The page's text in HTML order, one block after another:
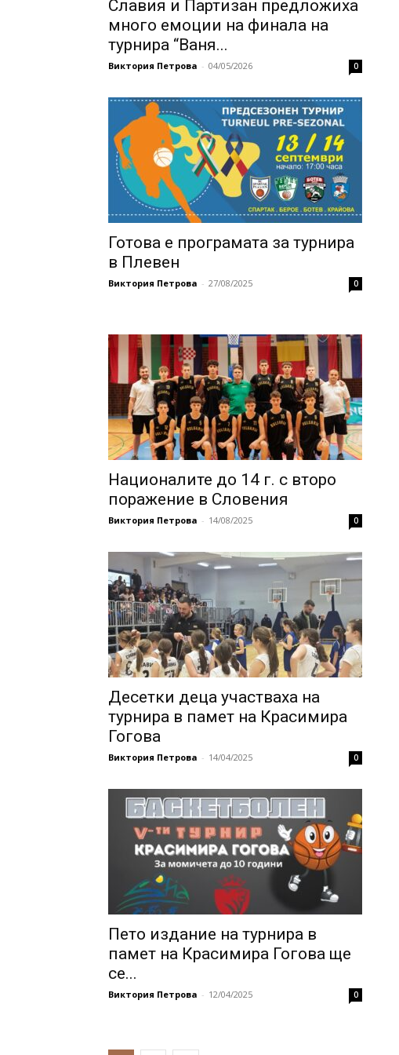
Славия и Партизан предложиха
много емоции на финала на
турнира “Ваня...
Виктория Петрова - 04/05/2026 0
Готова е програмата за турнира
в Плевен
Виктория Петрова - 27/08/2025 0
Националите до 14 г. с второ
поражение в Словения
Виктория Петрова - 14/08/2025 0
Десетки деца участваха на
турнира в памет на Красимира
Гогова
Виктория Петрова - 14/04/2025 0
Пето издание на турнира в
памет на Красимира Гогова ще
се...
Виктория Петрова - 12/04/2025 0